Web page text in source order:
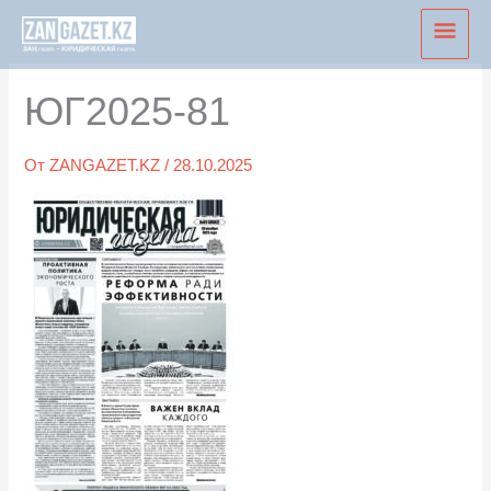
Перейти
содержимому
ЮГ2025-81
ОтZANGAZET.KZ/28.10.2025